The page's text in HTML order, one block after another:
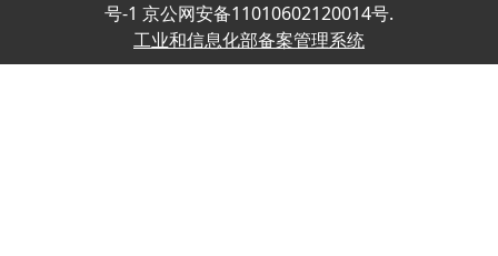
号-1 京公网安备11010602120014号.
工业和信息化部备案管理系统